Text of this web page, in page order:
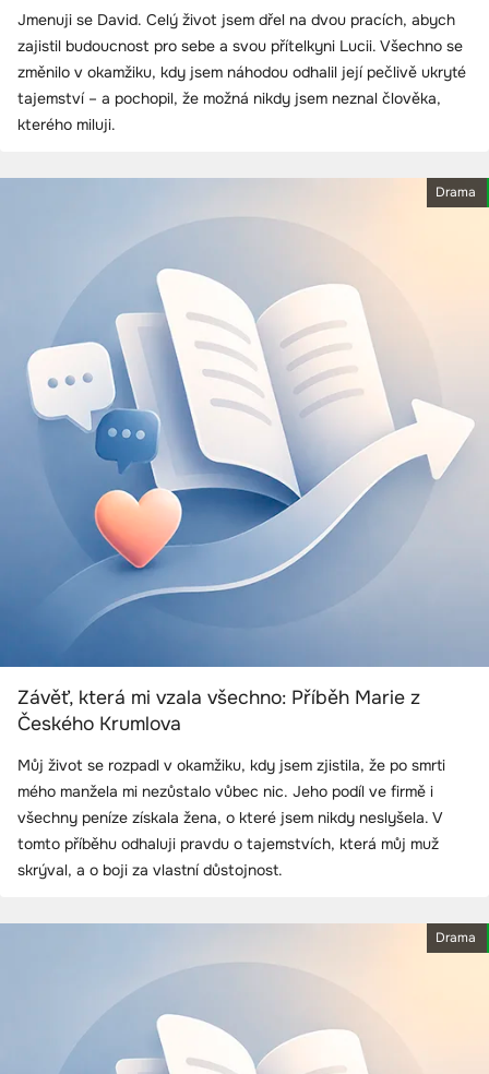
Jmenuji se David. Celý život jsem dřel na dvou pracích, abych
zajistil budoucnost pro sebe a svou přítelkyni Lucii. Všechno se
změnilo v okamžiku, kdy jsem náhodou odhalil její pečlivě ukryté
tajemství – a pochopil, že možná nikdy jsem neznal člověka,
kterého miluji.
Drama
Závěť, která mi vzala všechno: Příběh Marie z
Českého Krumlova
Můj život se rozpadl v okamžiku, kdy jsem zjistila, že po smrti
mého manžela mi nezůstalo vůbec nic. Jeho podíl ve firmě i
všechny peníze získala žena, o které jsem nikdy neslyšela. V
tomto příběhu odhaluji pravdu o tajemstvích, která můj muž
skrýval, a o boji za vlastní důstojnost.
Drama